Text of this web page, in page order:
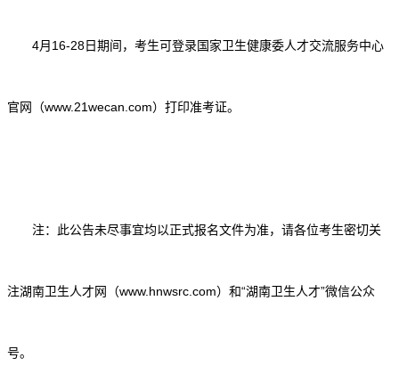
4月16-28日期间，考生可登录国家卫生健康委人才交流服务中心
官网（www.21wecan.com）打印准考证。
注：此公告未尽事宜均以正式报名文件为准，请各位考生密切关
注湖南卫生人才网（www.hnwsrc.com）和“湖南卫生人才”微信公众
号。